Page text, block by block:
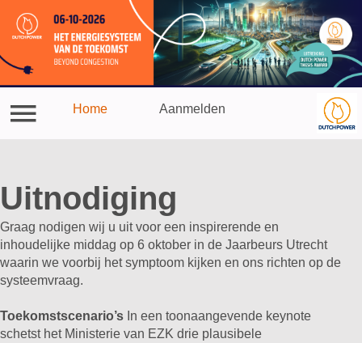
Aanmelden
Thesis plein
Home Aanmelden
Uitnodiging​​​​​​​​​
Graag nodigen wij u uit voor een inspirerende en
inhoudelijke middag op 6 oktober in de Jaarbeurs Utrecht
waarin we voorbij het symptoom kijken en ons richten op de
systeemvraag.
Toekomstscenario’s In een toonaangevende keynote
schetst het Ministerie van EZK drie plausibele